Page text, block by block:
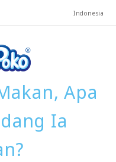
Indonesia
Apa
Ia